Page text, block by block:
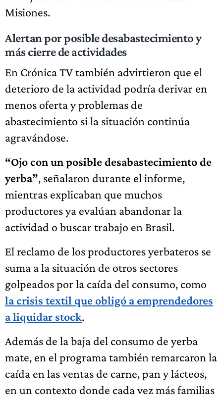
Misiones.
Alertan por posible desabastecimiento y
más cierre de actividades
En Crónica TV también advirtieron que el
deterioro de la actividad podría derivar en
menos oferta y problemas de
abastecimiento si la situación continúa
agravándose.
“Ojo con un posible desabastecimiento de
yerba”, señalaron durante el informe,
mientras explicaban que muchos
productores ya evalúan abandonar la
actividad o buscar trabajo en Brasil.
El reclamo de los productores yerbateros se
suma a la situación de otros sectores
golpeados por la caída del consumo, como
la crisis textil que obligó a emprendedores
a liquidar stock.
Además de la baja del consumo de yerba
mate, en el programa también remarcaron la
caída en las ventas de carne, pan y lácteos,
en un contexto donde cada vez más familias